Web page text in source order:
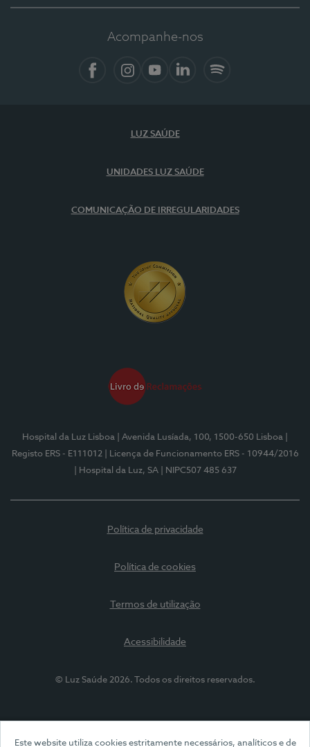
Este website utiliza cookies estritamente necessários, analíticos e de
Acompanhe-nos
LUZ SAÚDE
UNIDADES LUZ SAÚDE
COMUNICAÇÃO DE IRREGULARIDADES
Hospital da Luz Lisboa | Avenida Lusíada, 100, 1500-650 Lisboa
Registo ERS - E111012
| Licença de Funcionamento ERS - 10944/2016
| Hospital da Luz, SA
| NIPC507 485 637
Política de privacidade
Política de cookies
Termos de utilização
Acessibilidade
© Luz Saúde 2026. Todos os direitos reservados.